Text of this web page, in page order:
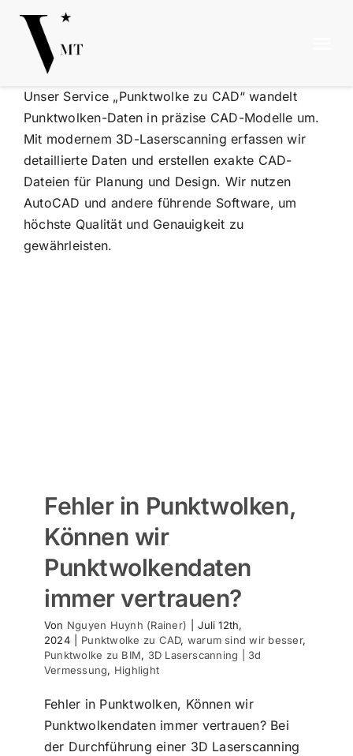
Inhalt
springen
SERVICES
NEWS
Unser Service „Punktwolke zu CAD“ wandelt
Punktwolken-Daten in präzise CAD-Modelle um.
Mit modernem 3D-Laserscanning erfassen wir
detaillierte Daten und erstellen exakte CAD-
Dateien für Planung und Design. Wir nutzen
AutoCAD und andere führende Software, um
höchste Qualität und Genauigkeit zu
gewährleisten.
Fehler in Punktwolken, Können wir
Punktwolkendaten immer
vertrauen?
Punktwolke zu CAD
Fehler in Punktwolken,
Können wir
Punktwolkendaten
immer vertrauen?
Von Nguyen Huynh (Rainer)
Juli 12th,
2024
Punktwolke zu CAD, warum sind wir besser,
Punktwolke zu BIM, 3D Laserscanning | 3d
Vermessung, Highlight
Fehler in Punktwolken, Können wir
Punktwolkendaten immer vertrauen? Bei
der Durchführung einer 3D Laserscanning